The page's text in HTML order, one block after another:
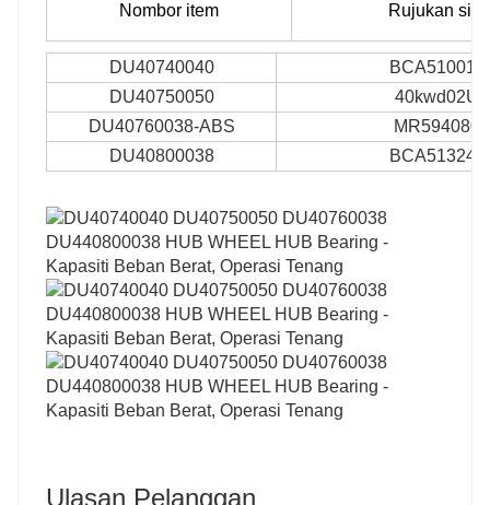
Nombor item Rujukan
DU40740040
BCA510013
DU40750050
40kwd02U
DU40760038-ABS
MR594080
DU40800038
BCA513246
Ulasan Pelanggan